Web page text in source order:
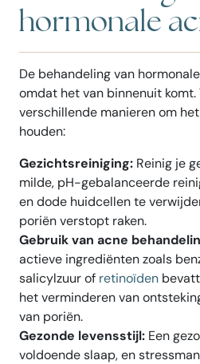
hormonale
De behandeling van
omdat het van binnenuit komt.
verschillende manieren om
houden:
Gezichtsreiniging: Reinig je
milde, pH-gebalanceerde
en dode huidcellen te
poriën verstopt raken.
Gebruik van acne
actieve ingrediënten zoals
salicylzuur of retinoïden
het verminderen van
van poriën.
Gezonde levensstijl: Een
voldoende slaap, en